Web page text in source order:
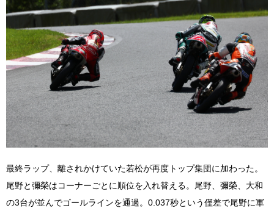
最終ラップ、離されかけていた若松が再度トップ集団に加わった。
尾野と彌榮はコーナーごとに順位を入れ替える。尾野、彌榮、大和
の3台が並んでゴールラインを通過。0.037秒という僅差で尾野に軍